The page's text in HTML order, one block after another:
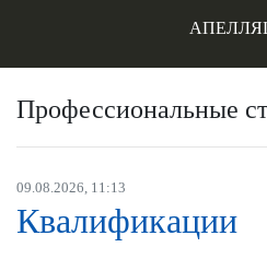
Профессиональные
09.08.2026, 11:13
Квалификации